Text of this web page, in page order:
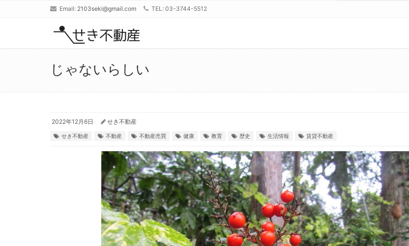
Email: 2103seki@gmail.com TEL: 03-3744-5512
じゃないらしい
2022年12月6日 せき不動産
せき不動産 不動産 不動産売買 健康 教育 歴史 生活情報 賃貸不動産